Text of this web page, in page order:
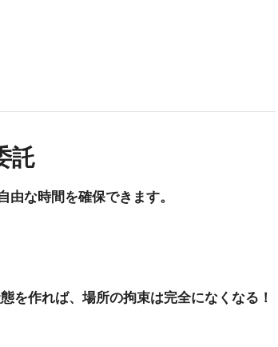
託
な時間を確保できます。
を作れば、場所の拘束は完全になくなる！